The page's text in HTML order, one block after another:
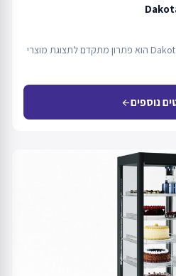
דגם Dakota AС 080 patisserie OS A הוא פתרון מתקדם לתצוגת מוצרי
נוספיםarrow_back